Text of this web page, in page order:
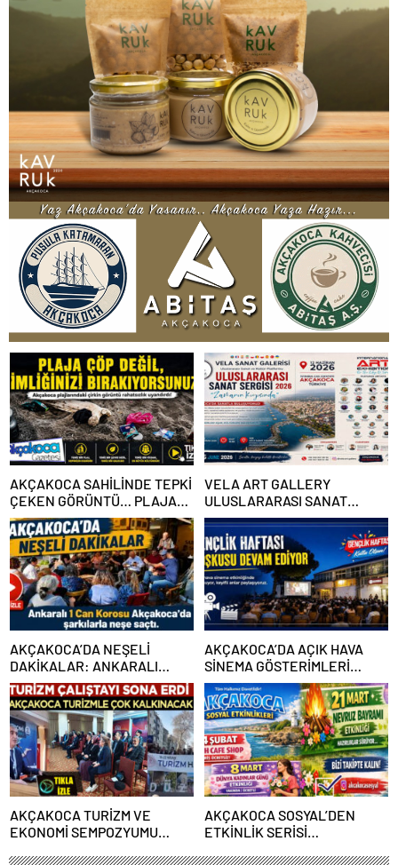
AKÇAKOCA SAHİLİNDE TEPKİ
ÇEKEN GÖRÜNTÜ… PLAJA
ÇÖP DEĞİL, KİMLİĞİNİZİ
BIRAKIYORSUNUZ
VELA ART GALLERY
ULUSLARARASI SANAT
BULUŞMASI AKÇAKOCA’DA
GERÇEKLEŞİYOR
AKÇAKOCA’DA NEŞELİ
DAKİKALAR: ANKARALI
KAFİLE ORTAMA RENK KATTI
AKÇAKOCA’DA AÇIK HAVA
SİNEMA GÖSTERİMLERİ…
AKÇAKOCA TURİZM VE
EKONOMİ SEMPOZYUMU
AKÇAKOCA SOSYAL’DEN
ETKİNLİK SERİSİ…